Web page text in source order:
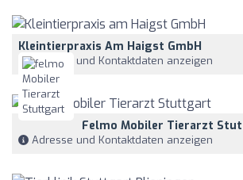
Kleintierpraxis Am Haigst GmbH
Adresse und Kontaktdaten anzeigen
Felmo Mobiler Tierarzt
Adresse und Kontaktdaten anzeigen